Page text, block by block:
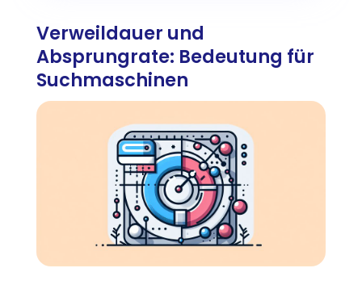
Verweildauer und
Absprungrate: Bedeutung für
Suchmaschinen